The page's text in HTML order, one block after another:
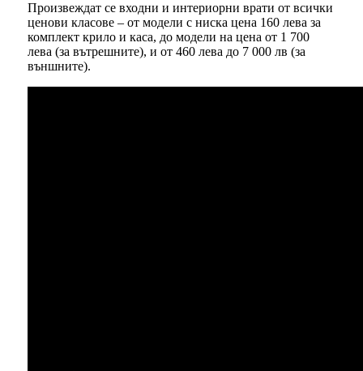
Произвеждат се входни и интериорни врати от всички
ценови класове – от модели с ниска цена 160 лева за
комплект крило и каса, до модели на цена от 1 700
лева (за вътрешните), и от 460 лева до 7 000 лв (за
външните).